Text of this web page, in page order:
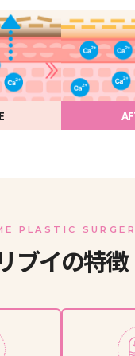
PLASTIC
ブイの特徴